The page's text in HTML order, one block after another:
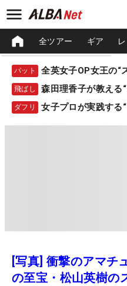
全ツアー ギア
パット 全英女子OP女王の“
飛ばし 森田理香子が教える
ダフリ 女子プロが実践する
[写真] 衝撃のアマチ
の至宝・松山英樹の